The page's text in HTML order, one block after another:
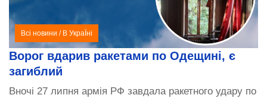
Всі новини / В УкраЇні
Ворог вдарив ракетами по Одещині, є
загиблий
Вночі 27 липня армія РФ завдала ракетного удару по